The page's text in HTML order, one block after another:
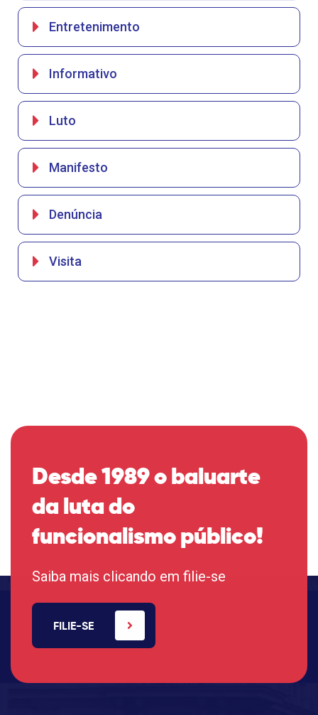
Entretenimento
Informativo
Luto
Manifesto
Denúncia
Visita
Desde 1989 o baluarte
da luta do
funcionalismo público!
Saiba mais clicando em filie-se
FILIE-SE